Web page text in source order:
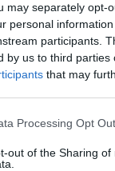
may separately opt-
personal
participants.
by us to third parties
that may
Processing Opt
out of the Sharing of
Eladó:
Cím:
Nagyházi
1055
Telefon: